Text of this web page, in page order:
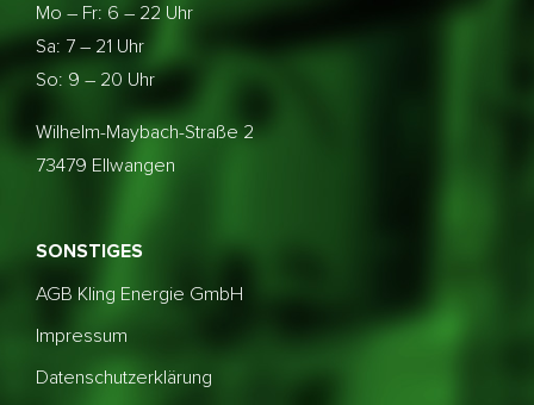
Mo – Fr: 6 – 22 Uhr
Sa: 7 – 21 Uhr
So: 9 – 20 Uhr
Wilhelm-Maybach-Straße 2
73479 Ellwangen
SONSTIGES
AGB Kling Energie GmbH
Impressum
Datenschutzerklärung